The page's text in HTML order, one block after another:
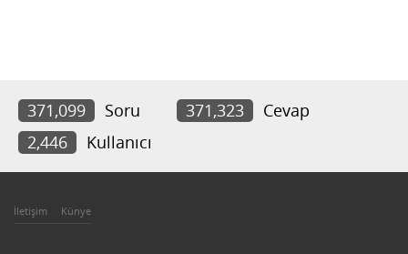
371,099 Soru 371,323
Cevap
2,446
Kullanıcı
İletişim Künye